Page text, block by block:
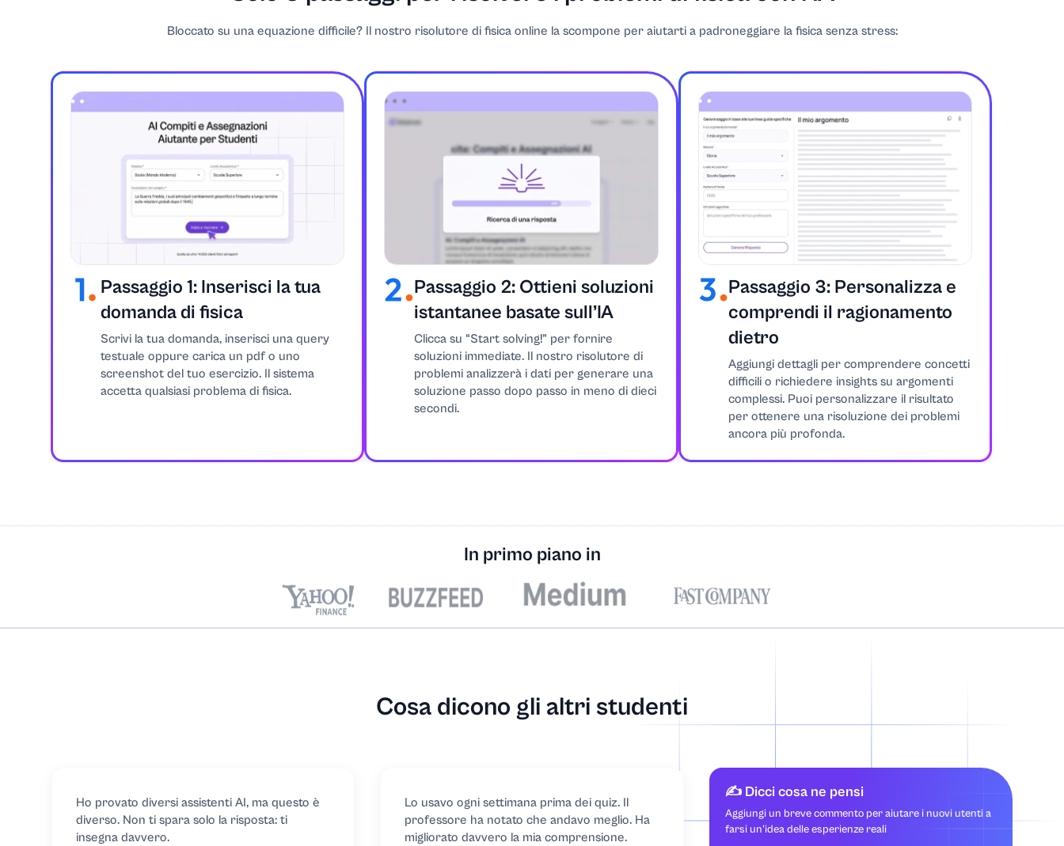
Botanica
Affari
Affari e imprenditoria
Calcolo
Chimica
Programmazione
Strategie di comunicazione
Edilizia
Bloccato su una equazione difficile? Il nostro risolutore di fisica online la scompone per aiutarti a padroneggiare la fisica senza stress:
Passaggio 1: Inserisci la tua
domanda di fisica
Scrivi la tua domanda, inserisci una query
testuale oppure carica un pdf o uno
screenshot del tuo esercizio. Il sistema
accetta qualsiasi problema di fisica.
Passaggio 2: Ottieni soluzioni
istantanee basate sull’IA
Clicca su “Start solving!” per fornire
soluzioni immediate. Il nostro risolutore di
problemi analizzerà i dati per generare una
soluzione passo dopo passo in meno di dieci
secondi.
Passaggio 3: Personalizza e
comprendi il ragionamento
dietro
Aggiungi dettagli per comprendere concetti
difficili o richiedere insights su argomenti
complessi. Puoi personalizzare il risultato
per ottenere una risoluzione dei problemi
ancora più profonda.
In primo piano in
Cosa dicono gli altri studenti
Ho provato diversi assistenti AI, ma questo è
diverso. Non ti spara solo la risposta: ti
insegna davvero.
Lo usavo ogni settimana prima dei quiz. Il
professore ha notato che andavo meglio. Ha
migliorato davvero la mia comprensione.
✍️ Dicci cosa ne pensi
Aggiungi un breve commento per aiutare i nuovi utenti a
farsi un'idea delle esperienze reali